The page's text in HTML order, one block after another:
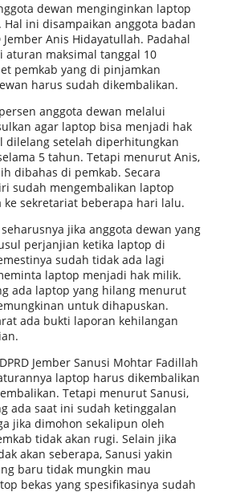
dewan menginginkan laptop
ini disampaikan anggota badan
Jember Anis Hidayatullah. Padahal
aturan maksimal tanggal 10
pemkab yang di pinjamkan
harus sudah dikembalikan.
anggota dewan melalui
agar laptop bisa menjadi hak
dilelang setelah diperhitungkan
5 tahun. Tetapi menurut Anis,
dibahas di pemkab. Secara
sudah mengembalikan laptop
ke sekretariat beberapa hari lalu.
jika anggota dewan yang
perjanjian ketika laptop di
sudah tidak ada lagi
laptop menjadi hak milik.
ada laptop yang hilang menurut
untuk dihapuskan.
ada bukti laporan kehilangan
Jember Sanusi Mohtar Fadillah
laptop harus dikembalikan
Tetapi menurut Sanusi,
ada saat ini sudah ketinggalan
jika dimohon sekalipun oleh
tidak akan rugi. Selain jika
akan seberapa, Sanusi yakin
baru tidak mungkin mau
bekas yang spesifikasinya sudah